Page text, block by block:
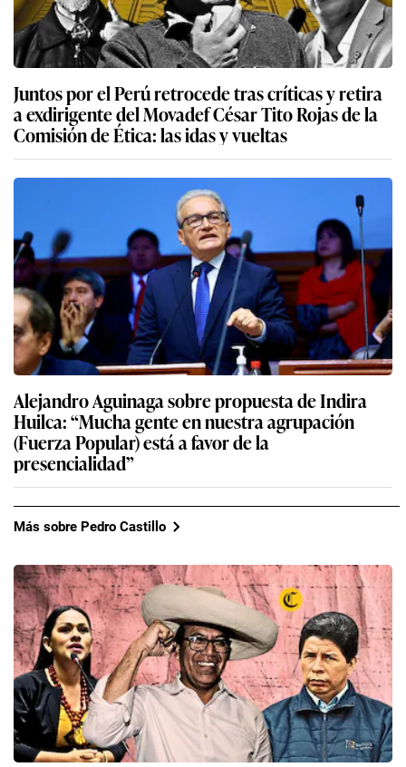
Juntos por el Perú retrocede tras críticas y retira
a exdirigente del Movadef César Tito Rojas de la
Comisión de Ética: las idas y vueltas
Alejandro Aguinaga sobre propuesta de Indira
Huilca: “Mucha gente en nuestra agrupación
(Fuerza Popular) está a favor de la
presencialidad”
Más sobre Pedro Castillo